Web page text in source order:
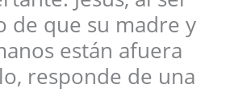
de que su madre y
están afuera
responde de una